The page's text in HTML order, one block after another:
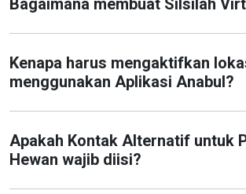
Bagaimana membuat Silsilah
Kenapa harus mengaktifkan
menggunakan Aplikasi Anabul?
Apakah Kontak Alternatif untuk
Hewan wajib diisi?